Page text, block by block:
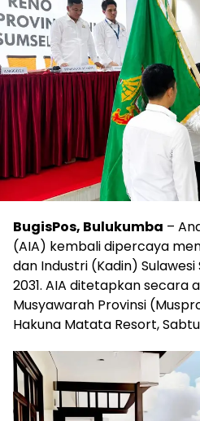
BugisPos, Bulukumba –
(AIA) kembali dipercaya
dan Industri (Kadin)
2031. AIA ditetapkan secara
Musyawarah Provinsi
Hakuna Matata Resort,